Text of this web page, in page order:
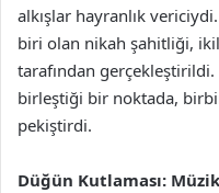
alkışlar hayranlık
biri olan nikah şahitliği,
tarafından
birleştiği bir noktada,
pekiştirdi.
Düğün Kutlaması: